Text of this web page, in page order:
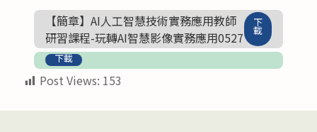
【簡章】AI人工智慧技術實務應用教師
研習課程-玩轉AI智慧影像實務應用0527
下
載
下載
Post Views: 153